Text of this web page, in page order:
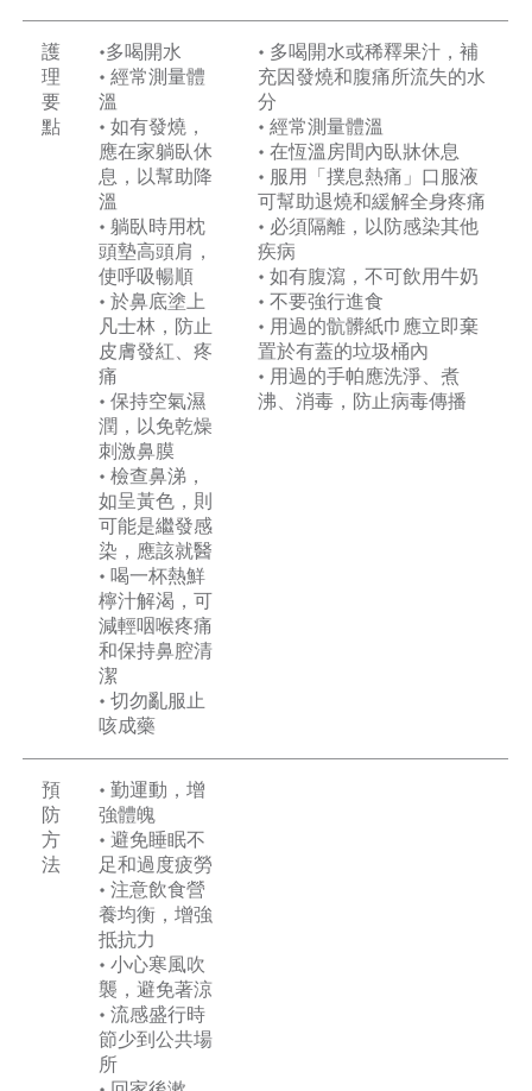
護
理
要
點
•多喝開水
• 經常測量體
溫
• 如有發燒，
應在家躺臥休
息，以幫助降
溫
• 躺臥時用枕
頭墊高頭肩，
使呼吸暢順
• 於鼻底塗上
凡士林，防止
皮膚發紅、疼
痛
• 保持空氣濕
潤，以免乾燥
刺激鼻膜
• 檢查鼻涕，
如呈黃色，則
可能是繼發感
染，應該就醫
• 喝一杯熱鮮
檸汁解渴，可
減輕咽喉疼痛
和保持鼻腔清
潔
• 切勿亂服止
咳成藥
• 多喝開水或稀釋果汁，補
充因發燒和腹痛所流失的水
分
• 經常測量體溫
• 在恆溫房間內臥牀休息
• 服用「撲息熱痛」口服液
可幫助退燒和緩解全身疼痛
• 必須隔離，以防感染其他
疾病
• 如有腹瀉，不可飲用牛奶
• 不要強行進食
• 用過的骯髒紙巾應立即棄
置於有蓋的垃圾桶內
• 用過的手帕應洗淨、煮
沸、消毒，防止病毒傳播
預
防
方
法
• 勤運動，增
強體魄
• 避免睡眠不
足和過度疲勞
• 注意飲食營
養均衡，增強
抵抗力
• 小心寒風吹
襲，避免著涼
• 流感盛行時
節少到公共場
所